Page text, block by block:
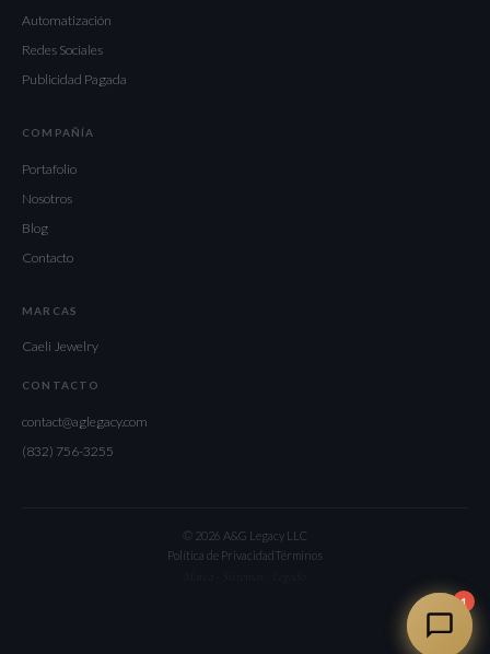
Automatización
Redes Sociales
Publicidad Pagada
COMPAÑÍA
Portafolio
Nosotros
Blog
Contacto
MARCAS
Caeli Jewelry
CONTACTO
contact@aglegacy.com
(832) 756-3255
© 2026 A&G Legacy LLC
Política de Privacidad Términos
1